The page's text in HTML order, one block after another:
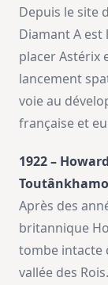
Depuis le site
Diamant A est
placer Astérix
lancement
voie au
française et
1922 –
Après des
britannique
tombe intacte
vallée des